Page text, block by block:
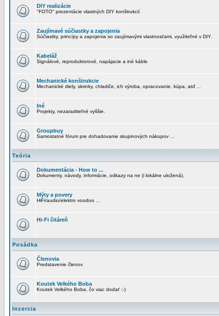
DIY realizácie
"FOTO" prezentácie vlastných DIY konštrukcií
Zaujímavé súčiastky a zapojenia
Súčiastky, princípy a zapojenia so zaujímavými vlastnosťami, využiteľné v DIY.
Kabeláž
Signálové, reproduktorové, napájacie a iné káble
Mechanické konštrukcie
Mechanické diely, skrinky, chladiče, ich výroba, opracovanie, kúpa, atď ...
Iné
Projekty, nezaraditeľné vyššie.
Groupbuy
Samostatné fórum pre dohadovanie skupinových nákupov ...
Teória
Dokumentácia - How to ...
Dokumenty, návody, informácie, odkazy na ne (i lokálne uložená).
Mýty a povery
HiFi/audio/elektro voodoo ...
Hi-Fi čitáreň
Posádka
Členovia
Predstavenie členov.
Koutek Velkého Boba
Koutek Velkého Boba, čo viac dodať :-)
Inzercia